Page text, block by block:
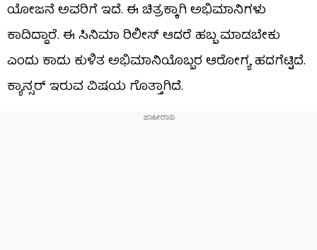
ಯೋಜನೆ ಅವರಿಗೆ ಇದೆ. ಈ ಚಿತ್ರಕ್ಕಾಗಿ ಅಭಿಮಾನಿಗಳು
ಕಾದಿದ್ದಾರೆ. ಈ ಸಿನಿಮಾ ರಿಲೀಸ್ ಆದರೆ ಹಬ್ಬ ಮಾಡಬೇಕು
ಎಂದು ಕಾದು ಕುಳಿತ ಅಭಿಮಾನಿಯೊಬ್ಬರ ಆರೋಗ್ಯ ಹದಗೆಟ್ಟಿದೆ.
ಕ್ಯಾನ್ಸರ್ ಇರುವ ವಿಷಯ ಗೊತ್ತಾಗಿದೆ.